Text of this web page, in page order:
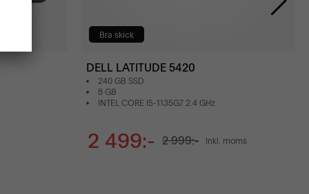
Bra skick
DELL LATITUDE 5420
240 GB SSD
8 GB
INTEL CORE I5-1135G7 2.4 GHz
2 499:- 2 999:- Inkl. moms